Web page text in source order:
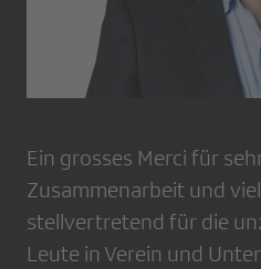
Ein grosses Merci für
Zusammenarbeit und
stellvertretend für die
Leute in Verein und